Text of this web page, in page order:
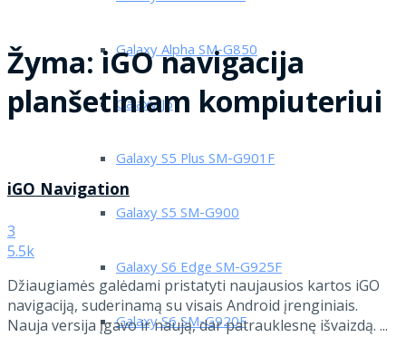
Galaxy Alpha SM-G850
Galaxy J5
Galaxy S5 Plus SM-G901F
Galaxy S5 SM-G900
Galaxy S6 Edge SM-G925F
Galaxy S6 SM-G920F
Žyma:iGO navigacija
planšetiniam kompiuteriui
iGO Navigation
3
5.5k
Džiaugiamės galėdami pristatyti naujausios kartos iGO
navigaciją, suderinamą su visais Android įrenginiais.
Nauja versija įgavo ir naują, dar patrauklesnę išvaizdą. ...